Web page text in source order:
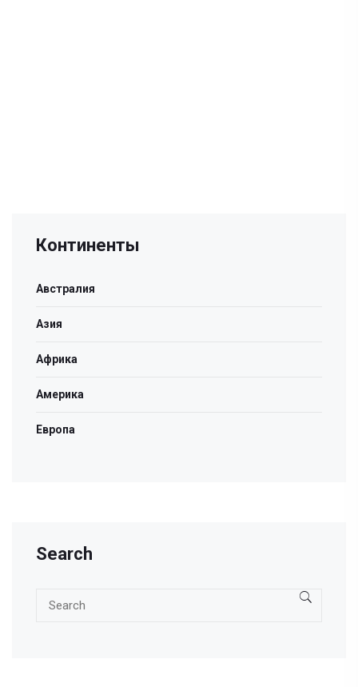
Континенты
Австралия
Азия
Африка
Америка
Европа
Search